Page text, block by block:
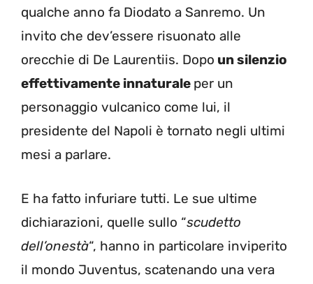
qualche anno fa Diodato a Sanremo. Un
invito che dev’essere risuonato alle
orecchie di De Laurentiis. Dopo un silenzio
effettivamente innaturale per un
personaggio vulcanico come lui, il
presidente del Napoli è tornato negli ultimi
mesi a parlare.
E ha fatto infuriare tutti. Le sue ultime
dichiarazioni, quelle sullo “scudetto
dell’onestà“, hanno in particolare inviperito
il mondo Juventus, scatenando una vera